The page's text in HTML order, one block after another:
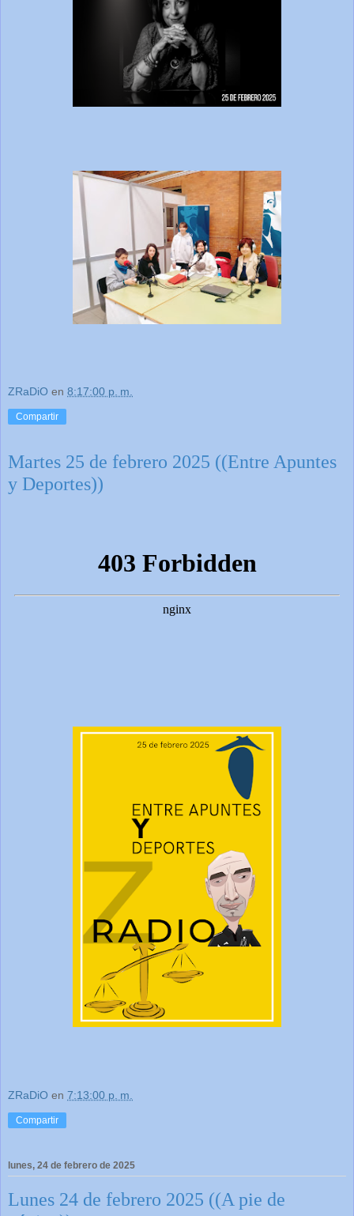
ZRaDiO en 8:17:00 p. m.
Compartir
Martes 25 de febrero 2025 ((Entre Apuntes
y Deportes))
ZRaDiO en 7:13:00 p. m.
Compartir
lunes, 24 de febrero de 2025
Lunes 24 de febrero 2025 ((A pie de